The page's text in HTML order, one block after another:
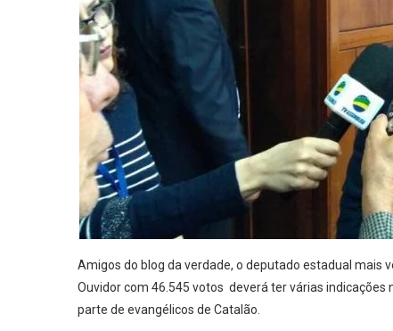
Amigos do blog da verdade, o deputado estadual mais
Ouvidor com 46.545 votos deverá ter várias
parte de evangélicos de Catalão.